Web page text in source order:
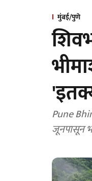
मुंबई/पुणे
Pune
जूनपासून